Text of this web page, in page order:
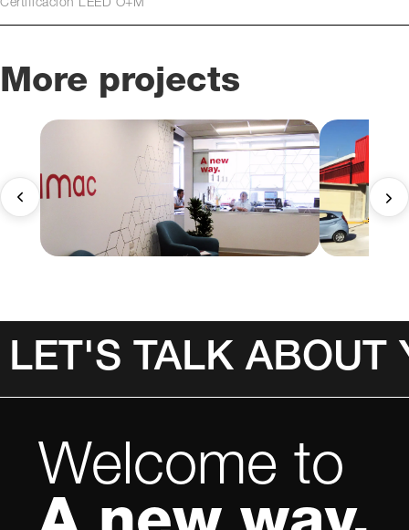
Certificación LEED O+M
More projects
LET'S TALK ABOUT
Welcome to